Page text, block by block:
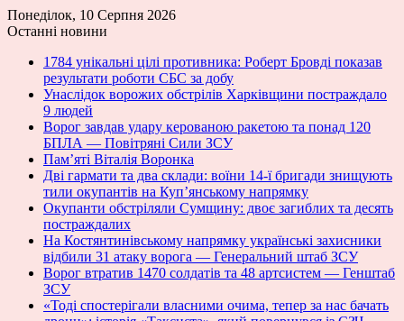
Понеділок, 10 Серпня 2026
Останні новини
1784 унікальні цілі противника: Роберт Бровді показав
результати роботи СБС за добу
Унаслідок ворожих обстрілів Харківщини постраждало
9 людей
Ворог завдав удару керованою ракетою та понад 120
БПЛА — Повітряні Сили ЗСУ
Пам’яті Віталія Воронка
Дві гармати та два склади: воїни 14-ї бригади знищують
тили окупантів на Купʼянському напрямку
Окупанти обстріляли Сумщину: двоє загиблих та десять
постраждалих
На Костянтинівському напрямку українські захисники
відбили 31 атаку ворога — Генеральний штаб ЗСУ
Ворог втратив 1470 солдатів та 48 артсистем — Генштаб
ЗСУ
«Тоді спостерігали власними очима, тепер за нас бачать